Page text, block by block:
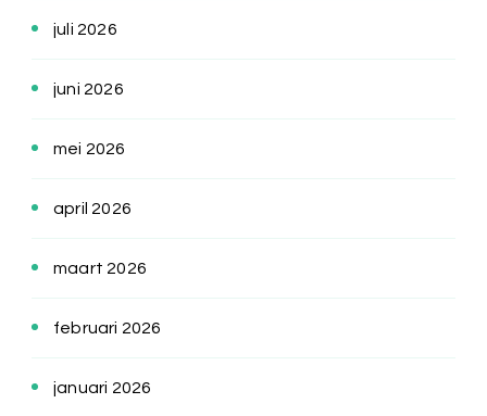
juli 2026
juni 2026
mei 2026
april 2026
maart 2026
februari 2026
januari 2026